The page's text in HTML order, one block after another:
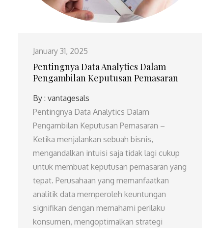
January 31, 2025
Pentingnya Data Analytics Dalam
Pengambilan Keputusan Pemasaran
By :vantagesals
Pentingnya Data Analytics Dalam
Pengambilan Keputusan Pemasaran –
Ketika menjalankan sebuah bisnis,
mengandalkan intuisi saja tidak lagi cukup
untuk membuat keputusan pemasaran yang
tepat. Perusahaan yang memanfaatkan
analitik data memperoleh keuntungan
signifikan dengan memahami perilaku
konsumen, mengoptimalkan strategi